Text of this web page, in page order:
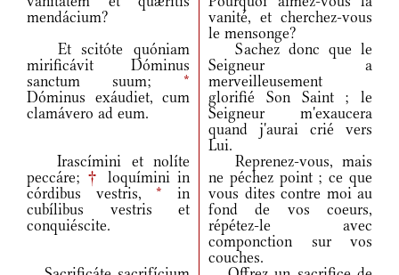
mendácium?
vanité, et cherchez-vous
le mensonge?
Et scitóte quóniam
mirificávit Dóminus
sanctum suum; *
Dóminus exáudiet, cum
clamávero ad eum.
Sachez donc que le
Seigneur a
merveilleusement
glorifié Son Saint ; le
Seigneur m'exaucera
quand j'aurai crié vers
Lui.
Irascímini et nolíte
peccáre; †
loquímini in
córdibus vestris,* in
cubílibus vestris et
conquiéscite.
Reprenez-vous, mais
ne péchez point ; ce que
vous dites contre moi au
fond de vos coeurs,
répétez-le avec
componction sur vos
couches.